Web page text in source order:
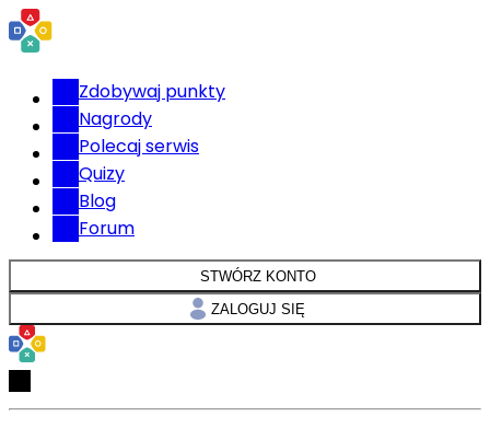
Zdobywaj punkty
Nagrody
Polecaj serwis
Quizy
Blog
Forum
STWÓRZ KONTO
ZALOGUJ SIĘ